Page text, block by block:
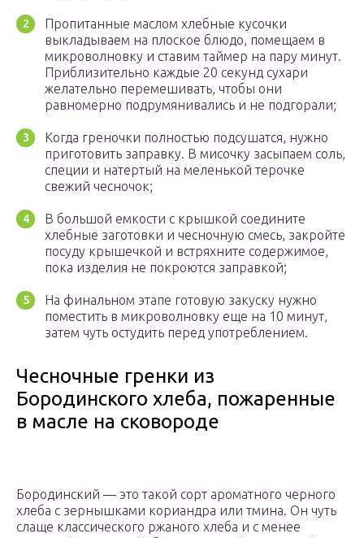
Пропитанные маслом хлебные кусочки
выкладываем на плоское блюдо, помещаем в
микроволновку и ставим таймер на пару минут.
Приблизительно каждые 20 секунд сухари
желательно перемешивать, чтобы они
равномерно подрумянивались и не подгорали;
Когда греночки полностью подсушатся, нужно
приготовить заправку. В мисочку засыпаем соль,
специи и натертый на меленькой терочке
свежий чесночок;
В большой емкости с крышкой соедините
хлебные заготовки и чесночную смесь, закройте
посуду крышечкой и встряхните содержимое,
пока изделия не покроются заправкой;
На финальном этапе готовую закуску нужно
поместить в микроволновку еще на 10 минут,
затем чуть остудить перед употреблением.
Чесночные гренки из
Бородинского хлеба, пожаренные
в масле на сковороде
Бородинский — это такой сорт ароматного черного
хлеба с зернышками кориандра или тмина. Он чуть
слаще классического ржаного хлеба и с менее